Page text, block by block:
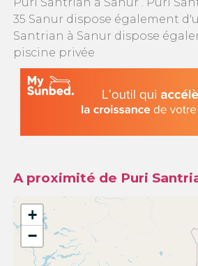
Puri Santrian à Sanur . Puri
35 Sanur dispose également
Santrian à Sanur dispose
piscine privée
A proximité de Puri
+
−